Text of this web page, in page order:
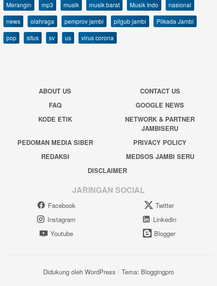
Merangin
mp3 musik musik barat Musik Indo
nasional
news
olahraga pemprov jambi pilgub jambi
Pilkada Jambi
pop
situs sv us virus corona
ABOUT US
CONTACT US
FAQ
GOOGLE NEWS
KODE ETIK
NETWORK & PARTNER
JAMBISERU
PEDOMAN MEDIA SIBER
PRIVACY POLICY
REDAKSI
MEDSOS JAMBI SERU
DISCLAIMER
JARINGAN SOCIAL
Facebook
Twitter
Instagram
Linkedin
Youtube
Blogger
Didukung oleh WordPress / Tema: Bloggingpro